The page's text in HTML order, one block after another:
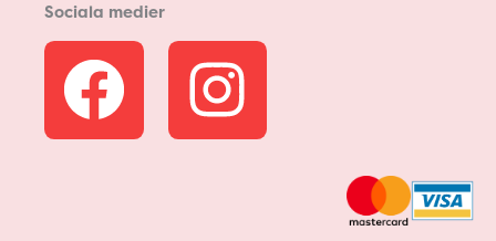
Sociala medier
F
a
I
n